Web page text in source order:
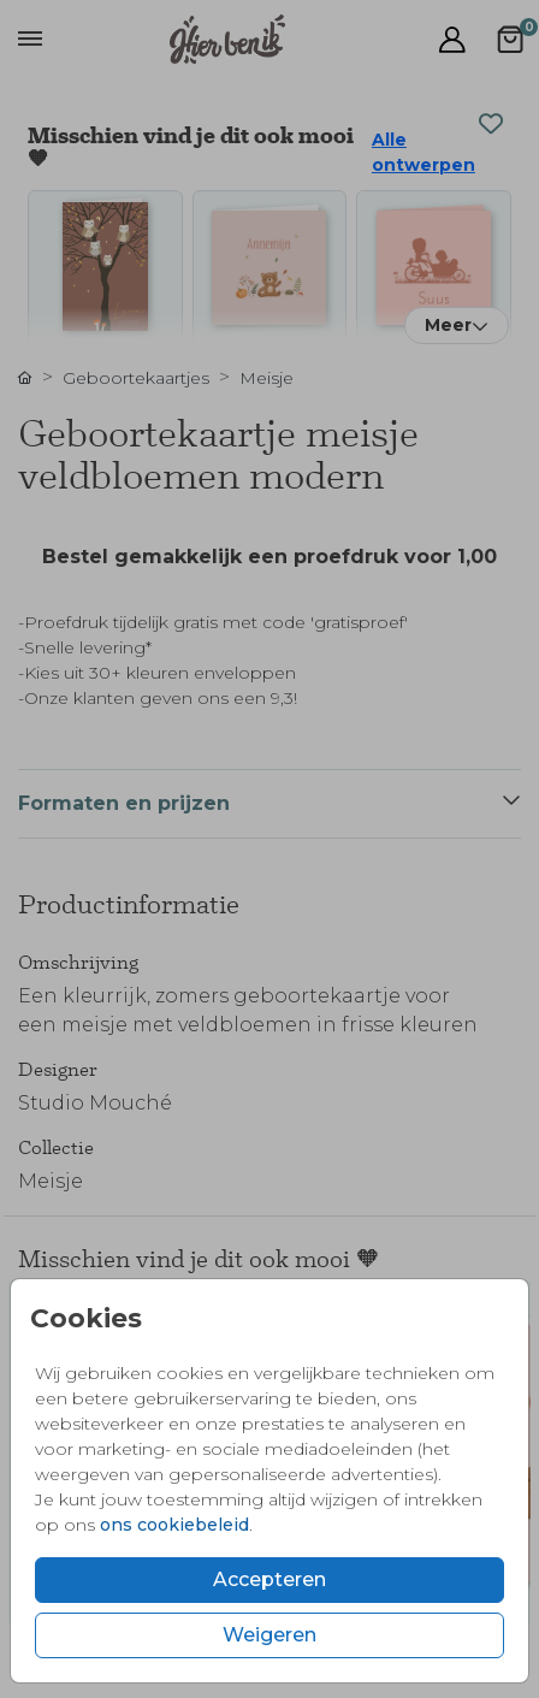
0
Cookies
Wij gebruiken cookies en vergelijkbare technieken om
een betere gebruikerservaring te bieden, ons
websiteverkeer en onze prestaties te analyseren en
voor marketing- en sociale mediadoeleinden (het
weergeven van gepersonaliseerde advertenties).
Je kunt jouw toestemming altijd wijzigen of intrekken
op ons ons cookiebeleid.
Accepteren
Weigeren
Misschien vind je dit ook mooi
🧡
Alle
ontwerpen
Meer
Geboortekaartjes Meisje
Geboortekaartje meisje
veldbloemen modern
Bestel gemakkelijk een proefdruk voor 1,00
-Proefdruk tijdelijk gratis met code 'gratisproef'
-Snelle levering*
-Kies uit 30+ kleuren enveloppen
-Onze klanten geven ons een 9,3!
Formaten en prijzen
Productinformatie
Omschrijving
Een kleurrijk, zomers geboortekaartje voor
een meisje met veldbloemen in frisse kleuren
Designer
Studio Mouché
Collectie
Meisje
Misschien vind je dit ook mooi 🧡